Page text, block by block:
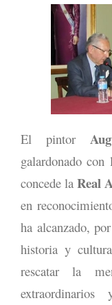
El pintor
galardonado con
concede laReal
en
ha alcanzado,
historia y
rescatar la